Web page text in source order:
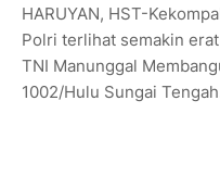
HARUYAN, HST-
Polri terlihat semakin
TNI Manunggal
1002/Hulu Sungai